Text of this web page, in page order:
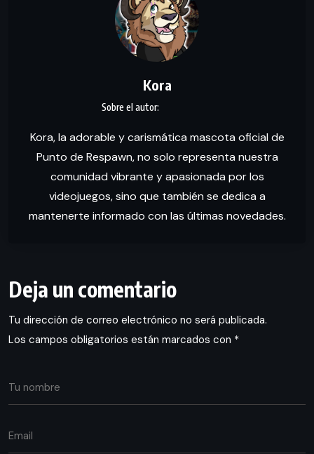
Kora
Kora, la adorable y carismática mascota oficial de
Punto de Respawn, no solo representa nuestra
comunidad vibrante y apasionada por los
videojuegos, sino que también se dedica a
mantenerte informado con las últimas novedades.
Deja un comentario
Tu dirección de correo electrónico no será publicada.
Los campos obligatorios están marcados con *